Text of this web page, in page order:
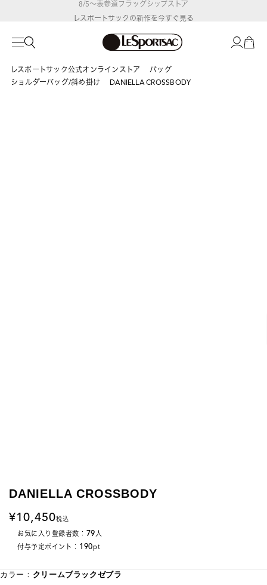
レスポートサックの新作を 今すぐ見る
レスポートサック公式オンラインストア
バッグ
ショルダーバッグ/斜め掛け
DANIELLA CROSSBODY
DANIELLA CROSSBODY
10,450税込
お気に入り登録者数： 79人
付与予定ポイント： 190pt
カラー： クリームブラックゼブラ